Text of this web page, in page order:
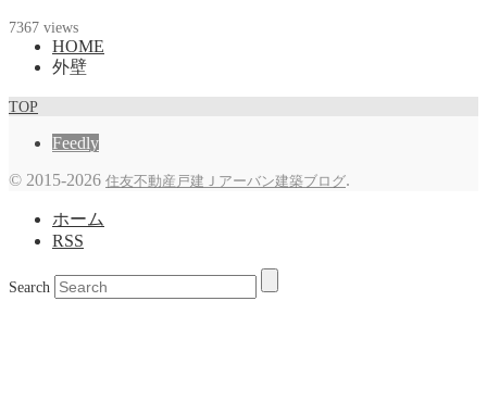
7367 views
HOME
外壁
TOP
Feedly
© 2015-2026 住友不動産戸建Ｊアーバン建築ブログ.
ホーム
RSS
Search